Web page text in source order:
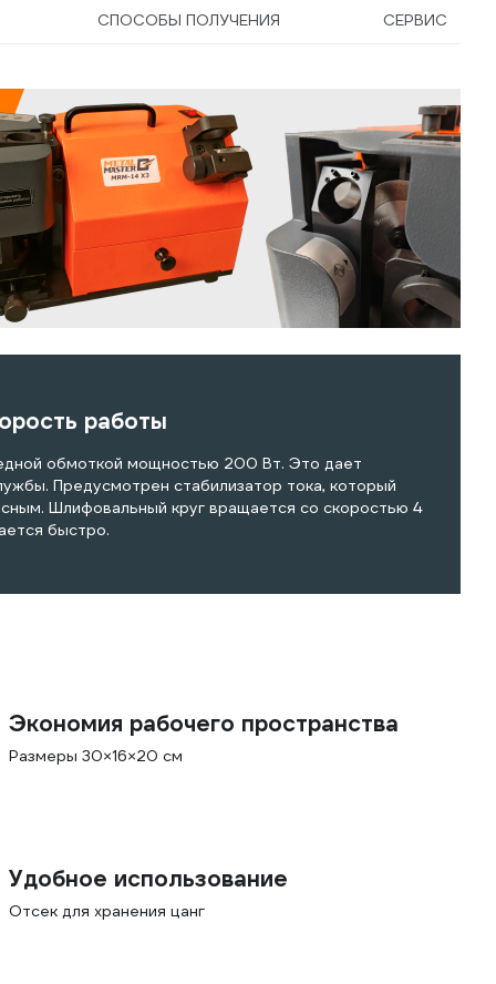
СПОСОБЫ ПОЛУЧЕНИЯ СЕРВИС
работы
обмоткой мощностью 200 Вт. Это дает
Предусмотрен стабилизатор тока, который
Шлифовальный круг вращается со скоростью 4
быстро.
Экономия рабочего пространства
Размеры 30×16×20 см
Удобное использование
Отсек для хранения цанг